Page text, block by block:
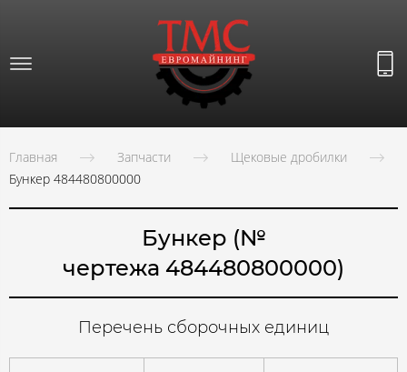
Главная Запчасти
Щековые дробилки
Бункер 484480800000
Бункер (№
чертежа 484480800000)
Перечень сборочных единиц